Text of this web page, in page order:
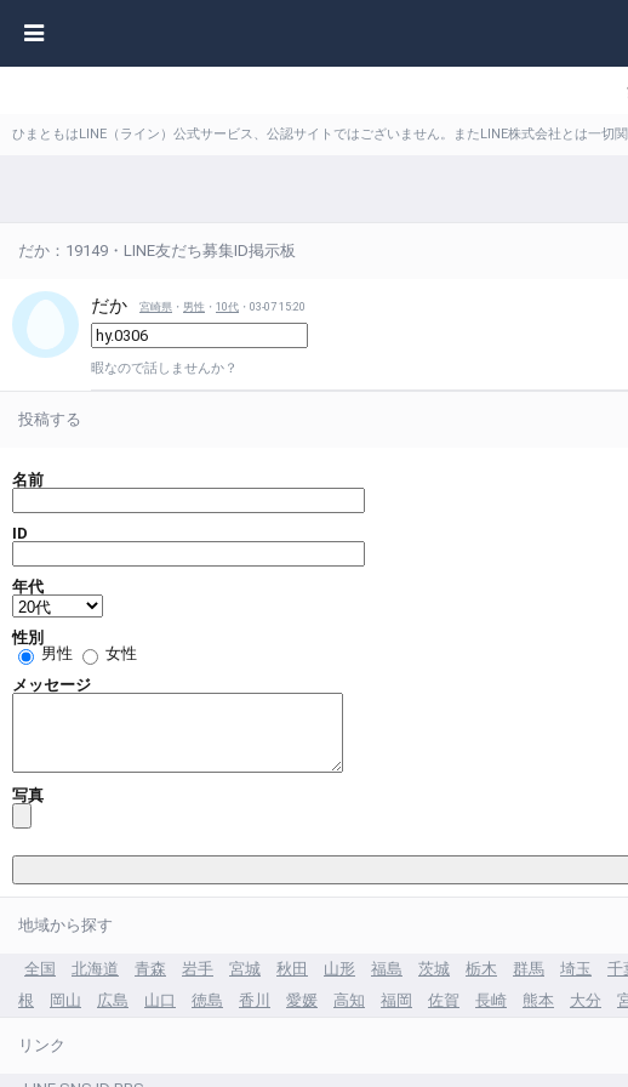
ひまともはLINE（ライン）公式サービス、公認サイトではございません。またLINE株式会社とは一
だか：19149・LINE友だち募集ID掲示板
だか 宮崎県 ・ 男性 ・ 10代 ・03-07 15:20
暇なので話しませんか？
投稿する
名前
ID
年代
性別
男性
女性
メッセージ
写真
地域から探す
全国 北海道 青森 岩手 宮城 秋田 山形 福島 茨城 栃木 群馬 埼玉 千
根
岡山 広島 山口 徳島 香川 愛媛 高知 福岡 佐賀 長崎 熊本 大分
リンク